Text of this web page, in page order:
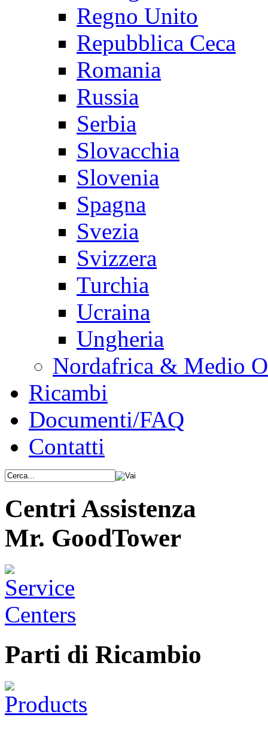
Regno Unito
Repubblica Ceca
Romania
Russia
Serbia
Slovacchia
Slovenia
Spagna
Svezia
Svizzera
Turchia
Ucraina
Ungheria
Nordafrica & Medio
Ricambi
Documenti/FAQ
Contatti
Centri Assistenza
Mr. GoodTower
Parti di Ricambio